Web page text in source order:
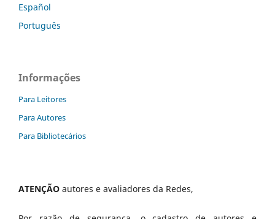
Español
Português
Informações
Para Leitores
Para Autores
Para Bibliotecários
ATENÇÃO autores e avaliadores da Redes,